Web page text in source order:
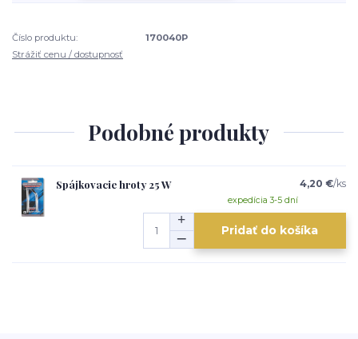
Číslo produktu:
170040P
Strážiť cenu / dostupnosť
Podobné produkty
Spájkovacie hroty 25 W 4,20 €/ks
expedícia 3-5 dní
Pridať do košíka